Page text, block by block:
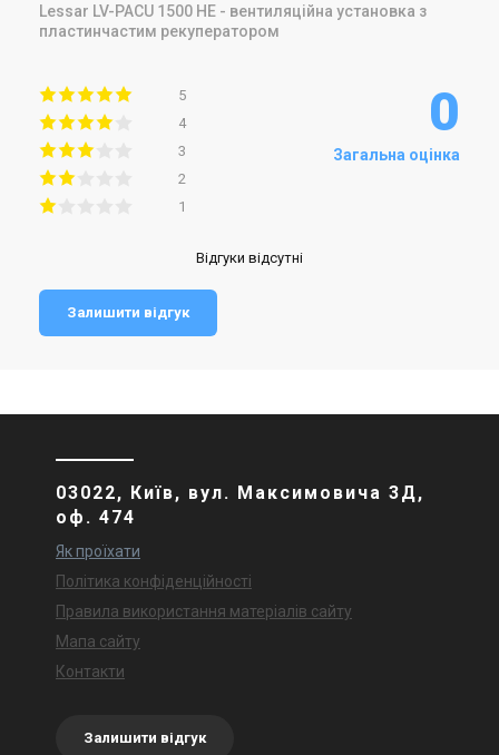
Lessar LV-PACU 1500 HE - вентиляційна установка з
пластинчастим рекуператором
5
4
3
2
1
0
Загальна оцінка
Відгуки відсутні
Залишити відгук
03022, Київ, вул. Максимовича 3Д,
оф. 474
Як проїхати
Політика конфіденційності
Правила використання матеріалів сайту
Мапа сайту
Контакти
Залишити відгук